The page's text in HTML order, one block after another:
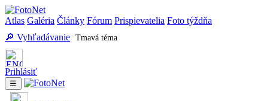
Atlas Galéria Články Fórum Prispievatelia Foto týždňa
🔎 Vyhľadávanie Tmavá téma
Prihlásiť
☰